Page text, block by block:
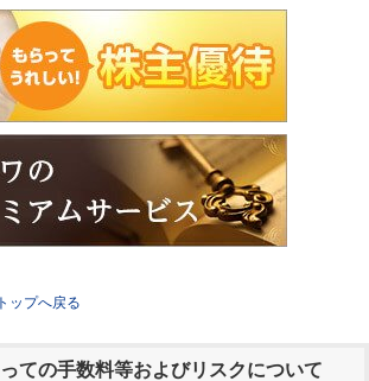
ップへ戻る
ての手数料等およびリスクについて